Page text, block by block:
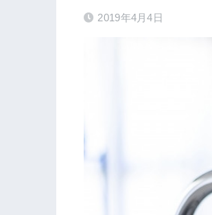
2019年4月4日